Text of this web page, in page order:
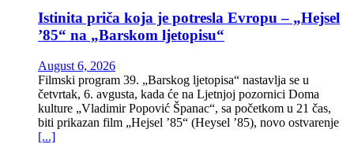
Istinita priča koja je potresla Evropu – „Hejsel
’85“ na „Barskom ljetopisu“
August 6, 2026
Filmski program 39. „Barskog ljetopisa“ nastavlja se u
četvrtak, 6. avgusta, kada će na Ljetnjoj pozornici Doma
kulture „Vladimir Popović Španac“, sa početkom u 21 čas,
biti prikazan film „Hejsel ’85“ (Heysel ’85), novo ostvarenje
[...]